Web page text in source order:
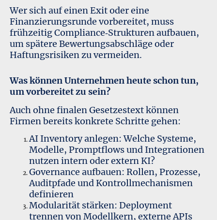
Wer sich auf einen Exit oder eine
Finanzierungsrunde vorbereitet, muss
frühzeitig Compliance‑Strukturen aufbauen,
um spätere Bewertungsabschläge oder
Haftungsrisiken zu vermeiden.
Was können Unternehmen heute schon tun,
um vorbereitet zu sein?
Auch ohne finalen Gesetzestext können
Firmen bereits konkrete Schritte gehen:
AI Inventory anlegen: Welche Systeme,
Modelle, Promptflows und Integrationen
nutzen intern oder extern KI?
Governance aufbauen: Rollen, Prozesse,
Auditpfade und Kontrollmechanismen
definieren
Modularität stärken: Deployment
trennen von Modellkern, externe APIs